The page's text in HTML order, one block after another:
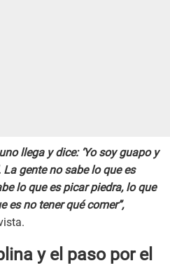
llega y dice: ‘Yo soy guapo y
gente no sabe lo que es
lo que es picar piedra, lo que
es no tener qué comer”,
y el paso por el